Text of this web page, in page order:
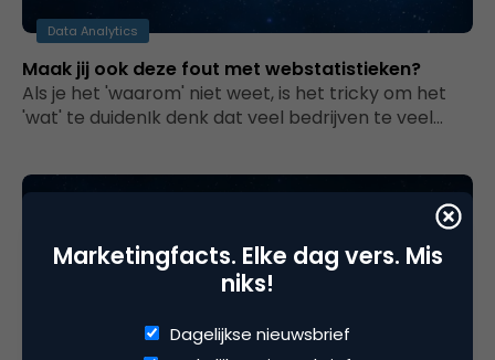
Data Analytics
Maak jij ook deze fout met webstatistieken?
Als je het 'waarom' niet weet, is het tricky om het
'wat' te duidenIk denk dat veel bedrijven te veel…
Marketingfacts. Elke dag vers. Mis
niks!
Dagelijkse nieuwsbrief